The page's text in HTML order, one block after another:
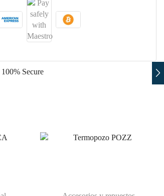
100% Secure